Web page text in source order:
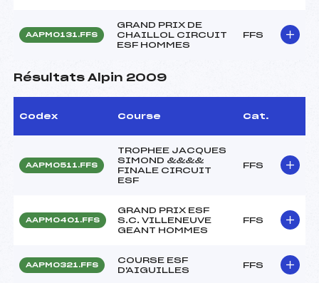
AAPM0131.FFS
GRAND PRIX DE
CHAILLOL CIRCUIT
ESF HOMMES
FFS
Résultats Alpin 2009
Codex Course Cat.
AAPM0511.FFS
TROPHEE JACQUES
SIMOND &&&&
FINALE CIRCUIT
ESF
FFS
AAPM0401.FFS
GRAND PRIX ESF
S.C. VILLENEUVE
GEANT HOMMES
FFS
AAPM0321.FFS
COURSE ESF
D'AIGUILLES
FFS